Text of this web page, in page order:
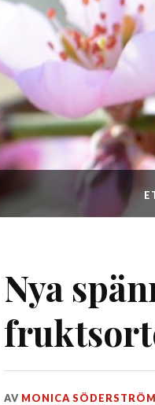
Nya
DEN
AV MONICA SÖDERSTRÖM